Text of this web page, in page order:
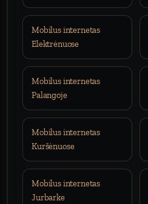
Mobilus internetas
Elektrėnuose
Mobilus internetas
Palangoje
Mobilus internetas
Kuršėnuose
Mobilus internetas
Jurbarke